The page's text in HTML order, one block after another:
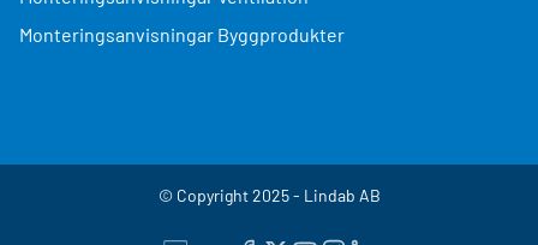
Monteringsanvisningar Byggprodukter
© Copyright 2025 - Lindab AB